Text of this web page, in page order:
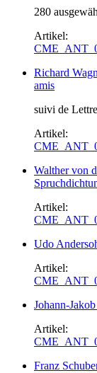
280
Artikel:
Richard
amis
suivi de
Artikel:
Walther von
Artikel:
Udo
Artikel:
Johann-
Artikel:
Franz